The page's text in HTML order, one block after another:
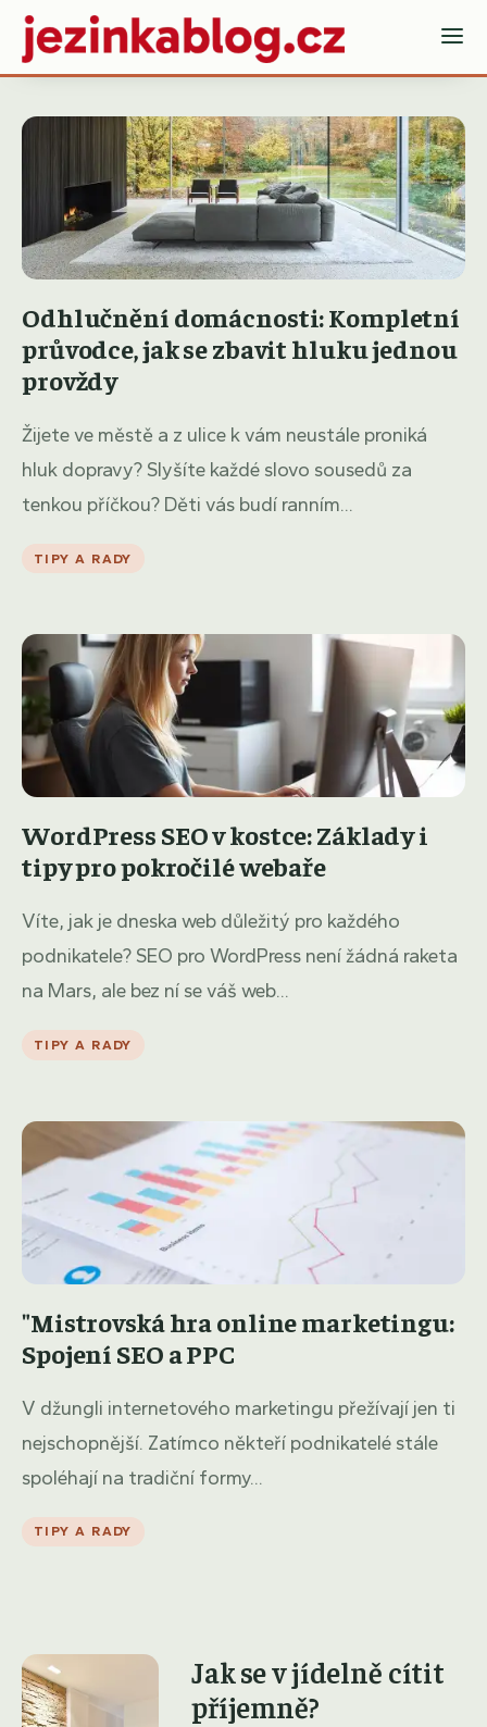
Odhlučnění domácnosti: Kompletní
průvodce, jak se zbavit hluku jednou
provždy
Žijete ve městě a z ulice k vám neustále proniká
hluk dopravy? Slyšíte každé slovo sousedů za
tenkou příčkou? Děti vás budí ranním...
TIPY A RADY
WordPress SEO v kostce: Základy i
tipy pro pokročilé webaře
Víte, jak je dneska web důležitý pro každého
podnikatele? SEO pro WordPress není žádná raketa
na Mars, ale bez ní se váš web...
TIPY A RADY
"Mistrovská hra online marketingu:
Spojení SEO a PPC
V džungli internetového marketingu přežívají jen ti
nejschopnější. Zatímco někteří podnikatelé stále
spoléhají na tradiční formy...
TIPY A RADY
Jak se v jídelně cítit
příjemně?